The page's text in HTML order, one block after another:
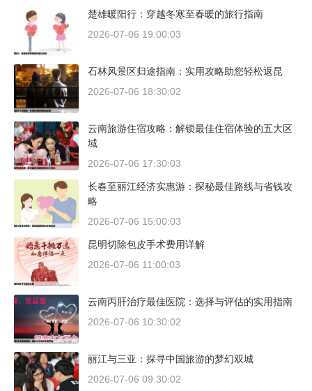
楚雄暖阳行：穿越冬寒至春暖的旅行指南
2026-07-06 19:00:03
石林风景区归途指南：实用攻略助您轻松返昆
2026-07-06 18:30:02
云南旅游住宿攻略：解锁最佳住宿体验的五大区
域
2026-07-06 17:30:03
长春至丽江经济实惠游：探秘最佳路线与省钱攻
略
2026-07-06 15:00:03
昆明切除包皮手术费用详解
2026-07-06 11:00:03
云南丙肝治疗最佳医院：选择与评估的实用指南
2026-07-06 10:30:02
丽江与三亚：探寻中国旅游的梦幻双城
2026-07-06 09:30:02